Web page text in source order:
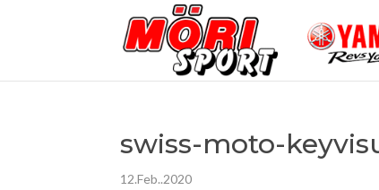
swiss-moto-
12.Feb..2020